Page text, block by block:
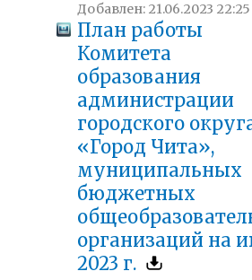
Добавлен: 21.06.2023 22:25
План работы
Комитета
образования
администрации
городского
«Город Чита»,
муниципальных
бюджетных
организаций на
2023 г.